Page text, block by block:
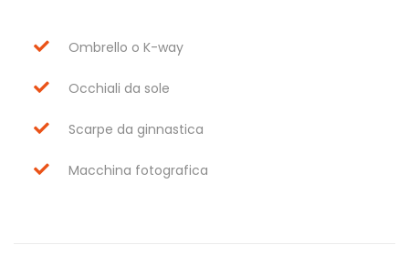
Ombrello o K-way
Occhiali da sole
Scarpe da ginnastica
Macchina fotografica